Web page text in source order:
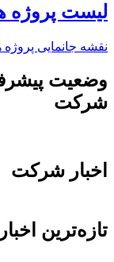
لیست پروژه
نقشه جانمایی
وضعیت
شرکت
اخبار شرکت
تازه‌ترین